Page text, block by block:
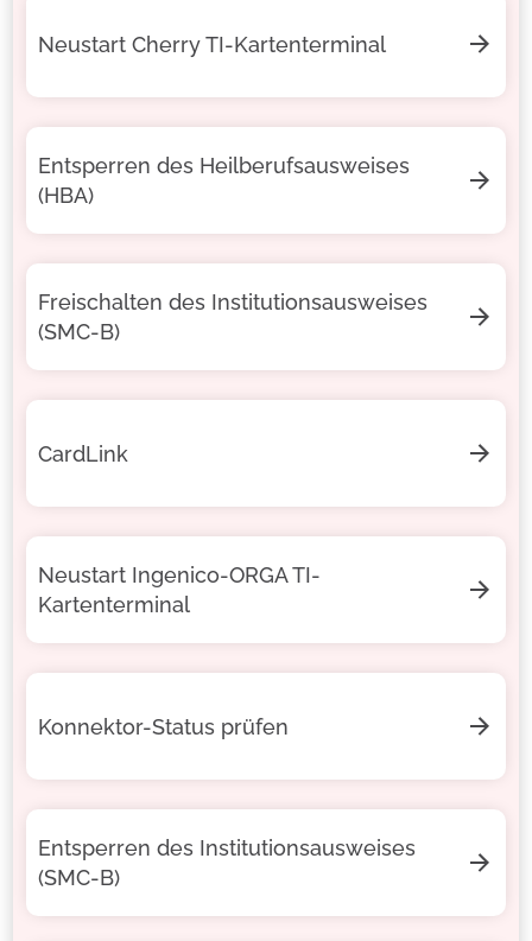
Neustart Cherry TI-Kartenterminal
Entsperren des Heilberufsausweises
(HBA)
Freischalten des Institutionsausweises
(SMC-B)
CardLink
Neustart Ingenico-ORGA TI-
Kartenterminal
Konnektor-Status prüfen
Entsperren des Institutionsausweises
(SMC-B)